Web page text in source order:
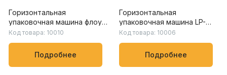
Горизонтальная
упаковочная машина флоу-
пак LP-250B – LP-900B:
скорость упаковки от 20
до 230 пакетов/мин, для
пищевых, химических и
бытовых товаров
Код товара: 10010
Подробнее
Горизонтальная
упаковочная машина LP-
450X – LP-900X: скорость
упаковки от 20 до 150
пакетов/мин, для упаковки
овощей, фруктов и других
продуктов
Код товара: 10006
Подробнее